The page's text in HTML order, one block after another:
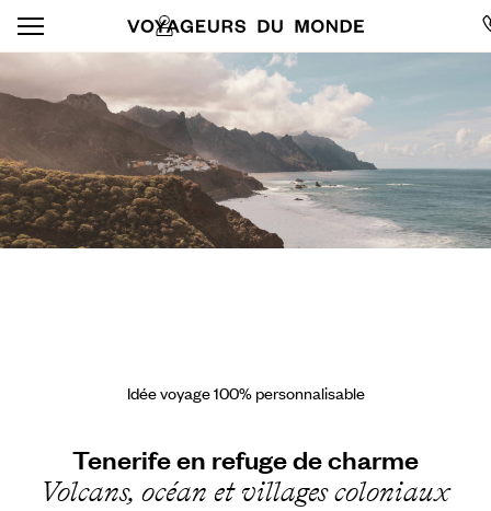
Idée voyage 100% personnalisable
Tenerife en refuge de charme
Volcans, océan et villages coloniaux